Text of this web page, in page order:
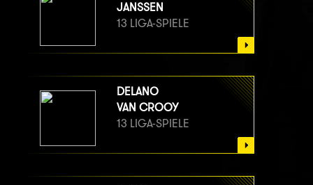
JANSSEN
13 LIGA-SPIELE
DELANO
VAN CROOY
13 LIGA-SPIELE